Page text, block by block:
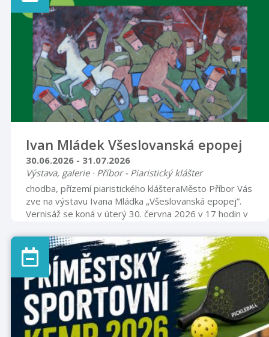
Ivan Mládek Všeslovanská epopej
30.06.2026 - 31.07.2026
Výstava, galerie · Příbor - Piaristický klášter
chodba, přízemí piaristického klášteraMěsto Příbor Vás
zve na výstavu Ivana Mládka „Všeslovanská epopej”.
Vernisáž se koná v úterý 30. června 2026 v 17 hodin v
do 31. července 2026.